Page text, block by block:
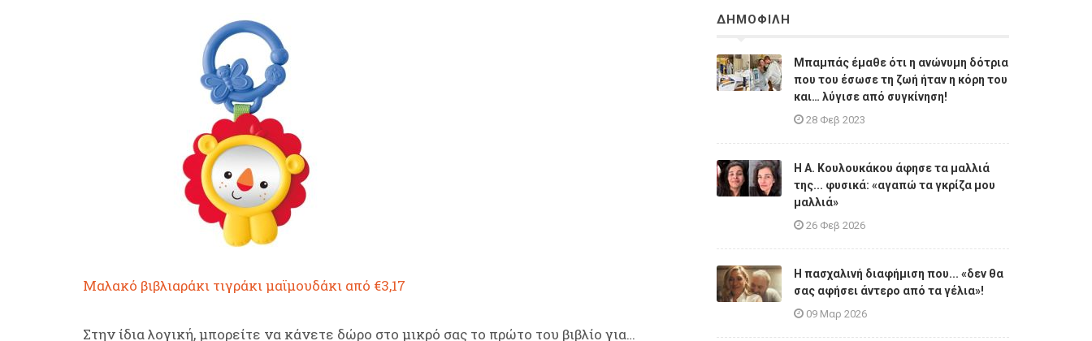
Μαλακό βιβλιαράκι τιγράκι μαϊμουδάκι από €3,17
Στην ίδια λογική, μπορείτε να κάνετε δώρο στο μικρό σας το πρώτο του βιβλίο για…
ΔΗΜΟΦΙΛΗ
Μπαμπάς έμαθε ότι η ανώνυμη δότρια
που του έσωσε τη ζωή ήταν η κόρη του
και… λύγισε από συγκίνηση!
28 Φεβ 2023
Η A. Κουλουκάκου άφησε τα μαλλιά
της... φυσικά: «αγαπώ τα γκρίζα μου
μαλλιά»
26 Φεβ 2026
Η πασχαλινή διαφήμιση που... «δεν θα
σας αφήσει άντερο από τα γέλια»!
09 Μαρ 2026